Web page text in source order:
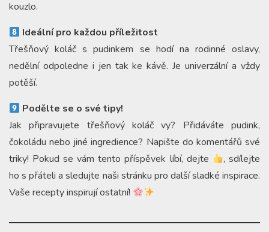
kouzlo.
Ideální pro každou příležitost
Třešňový koláč s pudinkem se hodí na rodinné oslavy,
nedělní odpoledne i jen tak ke kávě. Je univerzální a vždy
potěší.
Podělte se o své tipy!
Jak připravujete třešňový koláč vy? Přidáváte pudink,
čokoládu nebo jiné ingredience? Napište do komentářů své
triky! Pokud se vám tento příspěvek líbí, dejte
, sdílejte
ho s přáteli a sledujte naši stránku pro další sladké inspirace.
Vaše recepty inspirují ostatní!